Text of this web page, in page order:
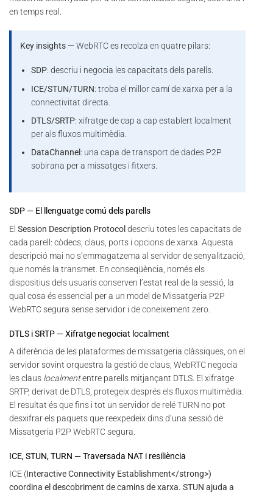
en temps real.
Key insights — WebRTC es recolza en quatre pilars:
SDP: descriu i negocia les capacitats dels parells.
ICE/STUN/TURN: troba el millor camí de xarxa per a la
connectivitat directa.
DTLS/SRTP: xifratge de cap a cap establert localment
per als fluxos multimèdia.
DataChannel : una capa de transport de dades P2P
sobirana per a missatges i fitxers.
SDP — El llenguatge comú dels parells
El Session Description Protocoldescriu totes les capacitats de
cada parell: còdecs, claus, ports i opcions de xarxa. Aquesta
descripció mai no s’emmagatzema al servidor de senyalització,
que només la transmet. En conseqüència, només els
dispositius dels usuaris conserven l’estat real de la sessió, la
qual cosa és essencial per a un model de Missatgeria P2P
WebRTC segura sense servidor i de coneixement zero.
DTLS i SRTP — Xifratge negociat localment
A diferència de les plataformes de missatgeria clàssiques, on el
servidor sovint orquestra la gestió de claus, WebRTC negocia
les claus localmententre parells mitjançant DTLS. El xifratge
SRTP, derivat de DTLS, protegeix després els fluxos multimèdia.
El resultat és que fins i tot un servidor de relé TURN no pot
desxifrar els paquets que reexpedeix dins d’una sessió de
Missatgeria P2P WebRTC segura.
ICE, STUN, TURN — Traversada NAT i resiliència
ICE (Interactive Connectivity Establishment</strong>)
coordina el descobriment de camins de xarxa. STUN ajuda a